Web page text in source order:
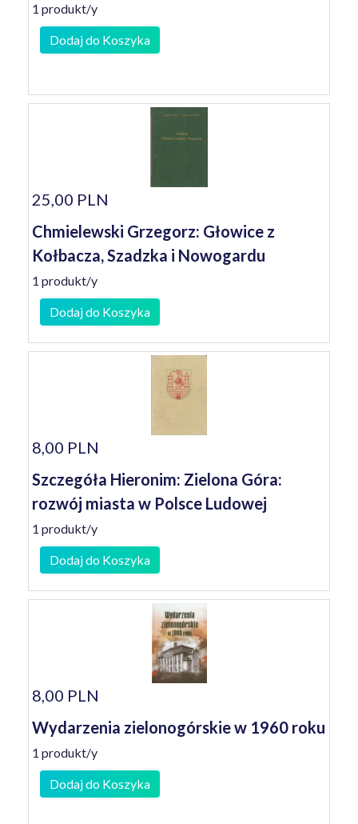
1 produkt/y
Dodaj do Koszyka
25,00 PLN
Chmielewski Grzegorz: Głowice z
Kołbacza, Szadzka i Nowogardu
1 produkt/y
Dodaj do Koszyka
8,00 PLN
Szczegóła Hieronim: Zielona Góra:
rozwój miasta w Polsce Ludowej
1 produkt/y
Dodaj do Koszyka
8,00 PLN
Wydarzenia zielonogórskie w 1960 roku
1 produkt/y
Dodaj do Koszyka